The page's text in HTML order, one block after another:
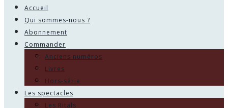
Accueil
Qui sommes-nous ?
Abonnement
Commander
Anciens numéros
Livres
Hors-série
Les spectacles
Les Ritals